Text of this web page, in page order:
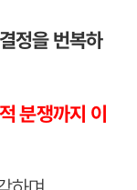
정을 번복하
분쟁까지 이